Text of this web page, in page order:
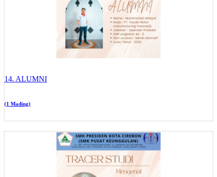
14. ALUMNI
(1 Mading)